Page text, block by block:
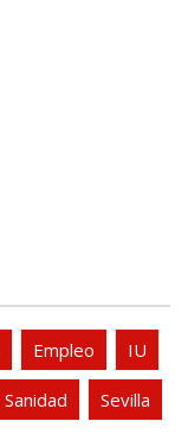
Empleo IU
Sanidad Sevilla